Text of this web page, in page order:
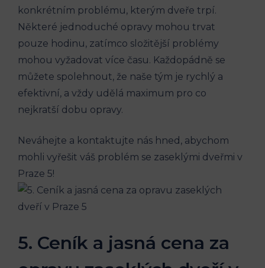
konkrétním problému, kterým dveře trpí.
Některé jednoduché opravy mohou trvat
pouze hodinu, zatímco složitější problémy
mohou vyžadovat více času. Každopádně se
můžete spolehnout, že naše tým je rychlý a
efektivní, a vždy udělá maximum pro co
nejkratší dobu opravy.
Neváhejte a kontaktujte nás hned, abychom
mohli vyřešit váš problém se zaseklými dveřmi v
Praze 5!
5. Ceník a jasná cena za